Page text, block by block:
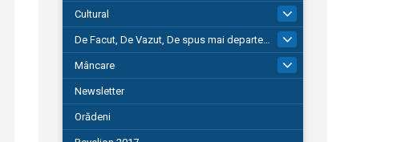
Cultural
De Facut, De Vazut, De spus mai departe…
580
Mâncare
Newsletter
Orădeni